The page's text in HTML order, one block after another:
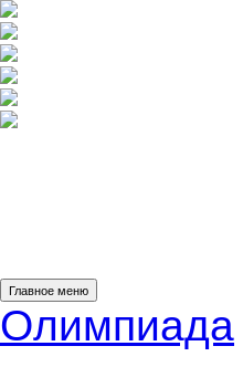
Главное меню
Олимпиада